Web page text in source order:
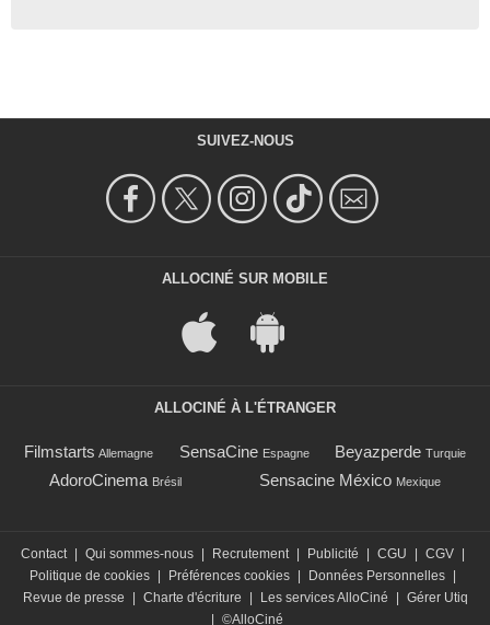
SUIVEZ-NOUS
ALLOCINÉ SUR MOBILE
ALLOCINÉ À L'ÉTRANGER
Filmstarts Allemagne SensaCine Espagne Beyazperde Turquie
AdoroCinema Brésil Sensacine México Mexique
Contact Qui sommes-nous Recrutement Publicité CGU CGV
Politique de cookies
Préférences cookies Données Personnelles
Revue de presse
Charte d'écriture Les services AlloCiné
Gérer Utiq
©AlloCiné